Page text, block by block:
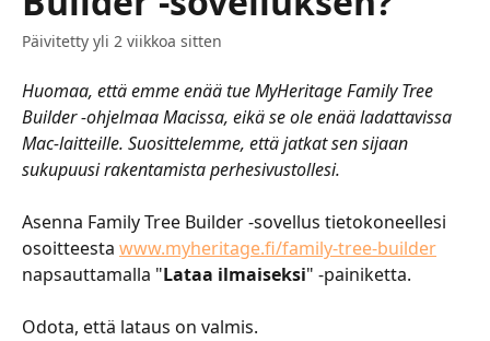
Päivitetty yli 2 viikkoa sitten
Huomaa, että emme enää tue MyHeritage Family Tree
Builder -ohjelmaa Macissa, eikä se ole enää ladattavissa
Mac-laitteille. Suosittelemme, että jatkat sen sijaan
sukupuusi rakentamista perhesivustollesi.
Asenna Family Tree Builder -sovellus tietokoneellesi
osoitteesta www.myheritage.fi/family-tree-builder
napsauttamalla "Lataa ilmaiseksi" -painiketta.
​​​​​​​​​​​​​​​​​​​​​​​Odota, että lataus on valmis.